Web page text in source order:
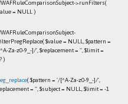
>runFilters(
= NULL )
$value = NULL
$pattern =
Za-z0-9_-]/' $replacement = '' $limit =
)
($pattern = '/[^A-Za-z0-9_-]/'
= '' $subject = NULL $limit = -1